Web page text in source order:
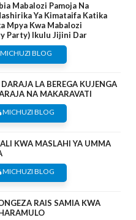
Mabalozi Pamoja Na
Ya Kimataifa Katika
Mpya Kwa Mabalozi
Party) Ikulu Jijini Dar
BLOG
LA BEREGA KUJENGA
NA MAKARAVATI
MICHUZI BLOG
KWA MASLAHI YA UMMA
MICHUZI BLOG
RAIS SAMIA KWA